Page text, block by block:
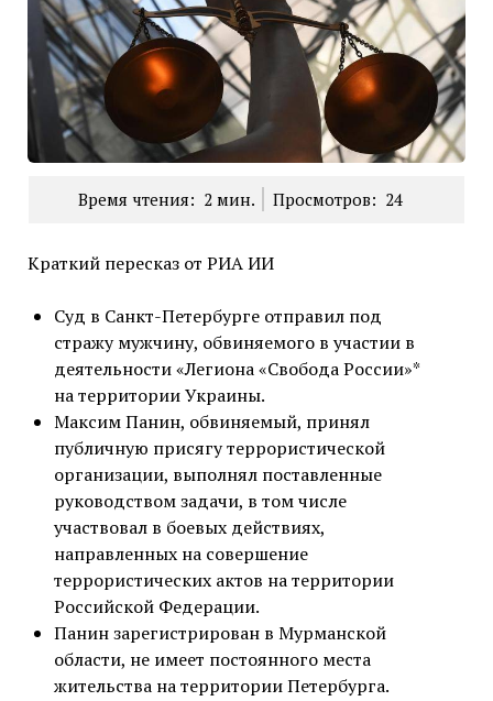
Время чтения: 2 мин. Просмотров: 24
Краткий пересказ от РИА ИИ
Суд в Санкт-Петербурге отправил под
стражу мужчину, обвиняемого в участии в
деятельности «Легиона «Свобода России»*
на территории Украины.
Максим Панин, обвиняемый, принял
публичную присягу террористической
организации, выполнял поставленные
руководством задачи, в том числе
участвовал в боевых действиях,
направленных на совершение
террористических актов на территории
Российской Федерации.
Панин зарегистрирован в Мурманской
области, не имеет постоянного места
жительства на территории Петербурга.